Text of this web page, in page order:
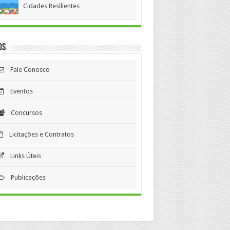
Cidades Resilientes
Fale Conosco
Eventos
Concursos
Licitações e Contratos
Links Úteis
Publicações